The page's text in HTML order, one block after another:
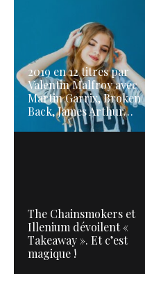
2019 en 12 titres par
Valentin Malfroy avec
Martin Garrix, Broken
Back, James Arthur…
The Chainsmokers et
Illenium dévoilent «
Takeaway ». Et c’est
magique !